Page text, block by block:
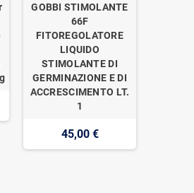
GOBBI STIMOLANTE
66F
FITOREGOLATORE
LIQUIDO
STIMOLANTE DI
GERMINAZIONE E DI
ACCRESCIMENTO LT.
1
45,00 €